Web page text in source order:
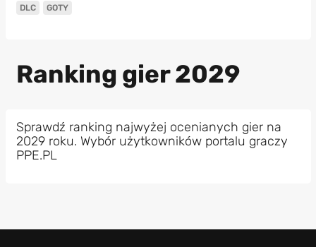
DLC GOTY
Ranking gier 2029
Sprawdź ranking najwyżej ocenianych gier na
2029 roku. Wybór użytkowników portalu graczy
PPE.PL